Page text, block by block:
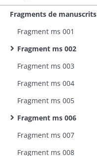
Fragments de manuscrits
Fragment ms 001
Fragment ms 002
Fragment ms 003
Fragment ms 004
Fragment ms 005
Fragment ms 006
Fragment ms 007
Fragment ms 008